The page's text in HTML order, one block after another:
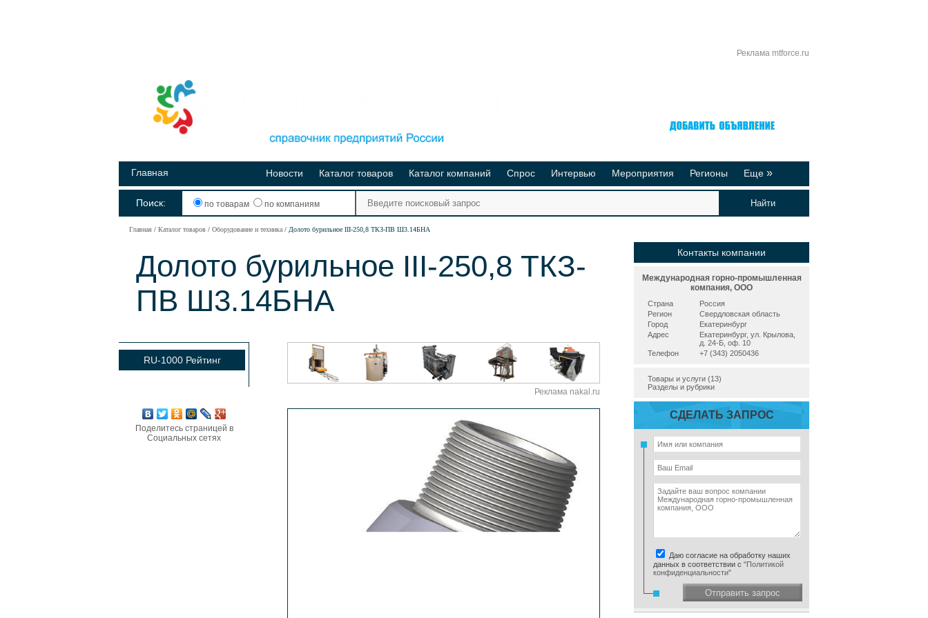
Реклама mtforce.ru
Главная Новости Каталог товаров Каталог компаний Спрос Интервью Мероприятия Регионы Еще »
Реклама на сайте
Поиск: по товарам по компаниям
Главная Каталог товаров Оборудование и техника Долото бурильное III-250,8 ТКЗ-ПВ Ш3.14БНА
Долото бурильное III-250,8 ТКЗ-
ПВ Ш3.14БНА
RU-1000 Рейтинг
Поделитесь страницей в
Социальных сетях
Реклама nakal.ru
Контакты компании
Международная горно-промышленная
компания, ООО
Страна
Россия
Регион
Свердловская область
Город
Екатеринбург
Адрес
Екатеринбург, ул. Крылова,
д. 24-Б, оф. 10
Телефон
+7 (343) 2050436
Товары и услуги (13)
Разделы и рубрики
СДЕЛАТЬ ЗАПРОС
Даю согласие на обработку наших
данных в соответствии с "Политикой
конфиденциальности"
Отправить запрос